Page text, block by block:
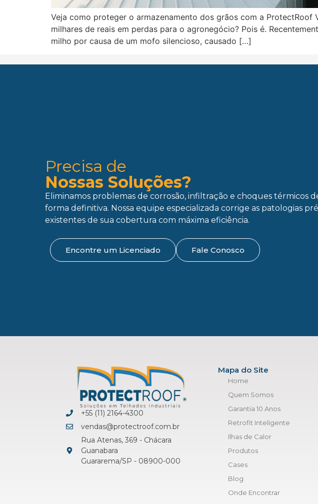
Veja como proteger o armazenamento dos grãos com a
milhares de reais em perdas para o agronegócio? Pois é.
milho por causa de um mofo silencioso, causado […]
Precisa de
Nossas Soluções?
Eliminamos problemas de corrosão, infiltração e choques térmicos
forma definitiva. Nossa equipe especializada corrige as patologias
existentes de sua cobertura com máxima eficiência.
Encontre um Licenciado Fale Conosco
+55 (11) 2164-4300
vendas@protectroof.com.br
Rua Atenas, 369 - Chácara
Guanabara
Guararema/SP - 08900-000
Mapa do Site
Home
Quem Somos
Garantia 10 Anos
Retrofit Inteligente
Ilhas de Calor
Produtos
Cases
Blog
Onde Encontrar